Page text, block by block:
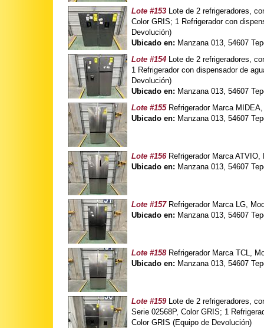
Lote #153 Lote de 2 refrigeradores,
Color GRIS; 1 Refrigerador con
Devolución)
Ubicado en: Manzana 013, 54607
Lote #154 Lote de 2 refrigeradores,
1 Refrigerador con dispensador de
Devolución)
Ubicado en: Manzana 013, 54607
Lote #155Refrigerador Marca
Ubicado en: Manzana 013, 54607
Lote #156Refrigerador Marca ATVIO,
Ubicado en: Manzana 013, 54607
Lote #157Refrigerador Marca LG,
Ubicado en: Manzana 013, 54607
Lote #158Refrigerador Marca TCL,
Ubicado en: Manzana 013, 54607
Lote #159Lote de 2 refrigeradores,
Serie 02568P, Color GRIS; 1
Color GRIS (Equipo de Devolución)